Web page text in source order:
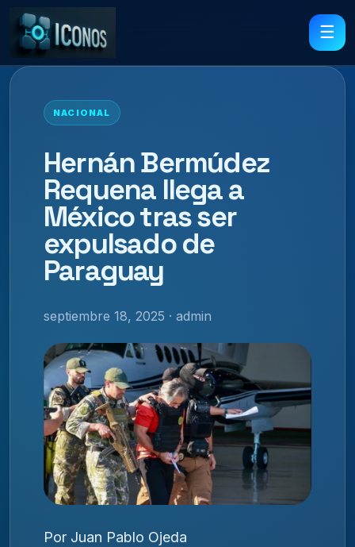
☰
NACIONAL
Hernán Bermúdez
Requena llega a
México tras ser
expulsado de
Paraguay
septiembre 18, 2025 · admin
Por Juan Pablo Ojeda